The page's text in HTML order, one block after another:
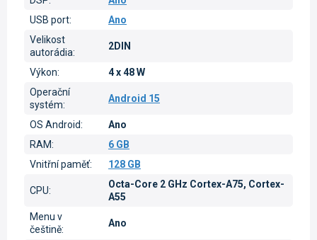
USB port:
Ano
Velikost
autorádia:
2DIN
Výkon:
4 x 48 W
Operační
systém:
Android 15
OS Android:
Ano
RAM:
6 GB
Vnitřní paměť: 128 GB
CPU:
Octa-Core 2 GHz Cortex-A75, Cortex-
A55
Menu v
češtině:
Ano